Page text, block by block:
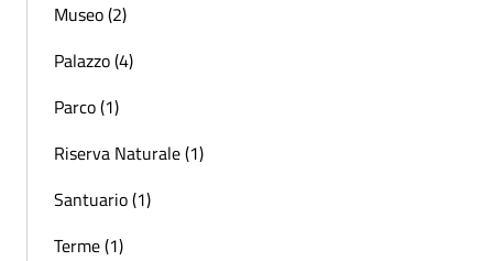
Museo (2)
Palazzo (4)
Parco (1)
Riserva Naturale (1)
Santuario (1)
Terme (1)